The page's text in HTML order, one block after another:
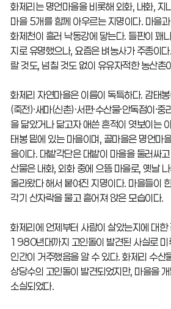
화제리는 명언마을을 비롯해 외화, 내화, 지
마을 5개를 함께 아우르는 지명이다. 마을
화제천이 흘러 낙동강에 닿는다. 들판이 꽤
지로 유명했으나, 요즘은 벼농사가 주종이
랄 것도, 넘칠 것도 없이 유유자적한 농산촌
화제리 자연마을은 이름이 독특하다. 감태
(죽전)·새마(신촌)·서편·수산물·안독점이·중
을 닮았거나 닮고자 애쓴 흔적이 엿보이는
태봉 밑에 있는 마을이며, 골마을은 명언마
을이다. 대밭각단은 대밭이 마을을 둘러싸
산물은 내화, 외화 중에 으뜸 마을로, 옛날
올라왔다 해서 붙여진 지명이다. 마을들이
각기 산자락을 물고 흩어져 앉은 모습이다.
화제리에 언제부터 사람이 살았는지에 대
1980년대까지 고인돌이 발견된 사실로 미
인간이 거주했음을 알 수 있다. 화제리 수산
상당수의 고인돌이 발견되었지만, 마을을
소실되었다.